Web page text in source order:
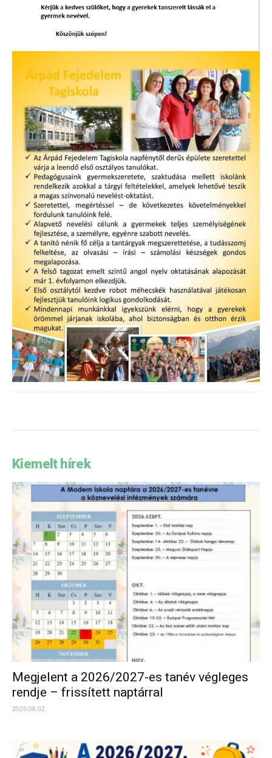
Kiemelt hírek
Megjelent a 2026/2027-es tanév végleges
rendje – frissített naptárral
2026.08.02.